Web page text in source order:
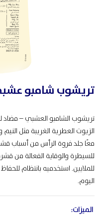
تريشوب شامبو عشبي
تريشوب الشامبو العشبي –
الزيوت العطرية الغريبة مثل
معًا جلد فروة الرأس من أسباب
للسيطرة والوقاية الفعالة من
للملايين. استخدميه بانتظام
اليوم.
الميزات: